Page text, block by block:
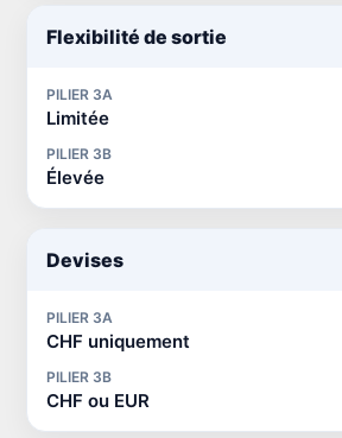
Flexibilité de sortie
PILIER 3A
Limitée
PILIER 3B
Élevée
Devises
PILIER 3A
CHF uniquement
PILIER 3B
CHF ou EUR